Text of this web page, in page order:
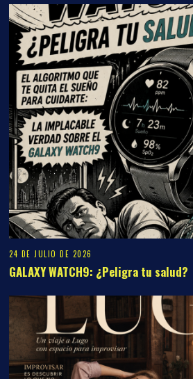
24 DE JULIO DE 2026
GALAXY WATCH9: ¿Peligra tu salud?